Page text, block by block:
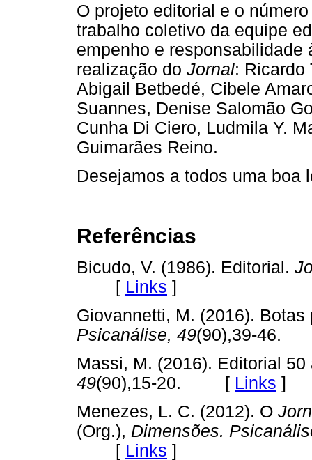
O projeto editorial e o
trabalho coletivo da equipe
empenho e responsabilidade
realização do Jornal: Ricardo
Abigail Betbedé, Cibele
Suannes, Denise Salomão
Cunha Di Ciero, Ludmila Y.
Guimarães Reino.
Desejamos a todos uma boa
Referências
Bicudo, V. (1986). Editorial.
[ Links ]
Giovannetti, M. (2016).
Psicanálise, 49(90),39-
Massi, M. (2016). Editorial
49(90),15-20. [ Links ]
Menezes, L. C. (2012). O
(Org.), Dimensões.
[ Links ]